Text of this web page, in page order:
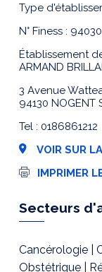
Type
N° Finess :
Établissement
ARMAND
3 Avenue
94130 NOGENT
Tel : 0186861212
VOIR SUR
I
e
s
i
o
n
IMPRIMER
Secteurs
Cancérologie |
Obstétrique |